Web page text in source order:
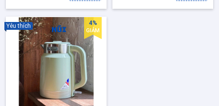
Yêu thích 4%
GIẢM